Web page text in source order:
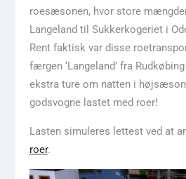
roesæsonen, hvor store
Langeland til Sukkerkogeriet i
Rent faktisk var disse
færgen ‘Langeland’ fra
ekstra ture om natten i
godsvogne lastet med roer!
Lasten simuleres lettest ved at
roer.